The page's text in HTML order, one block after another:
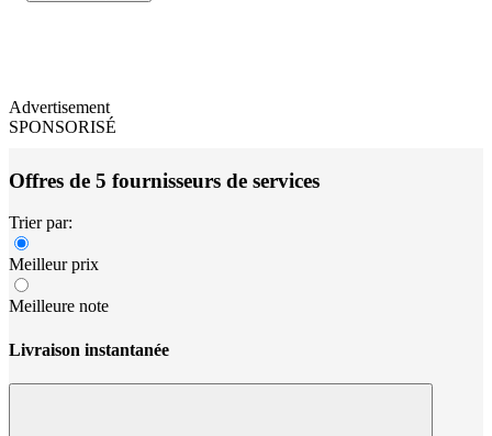
Advertisement
SPONSORISÉ
Offres de 5 fournisseurs de services
Trier par:
Meilleur prix
Meilleure note
Livraison instantanée